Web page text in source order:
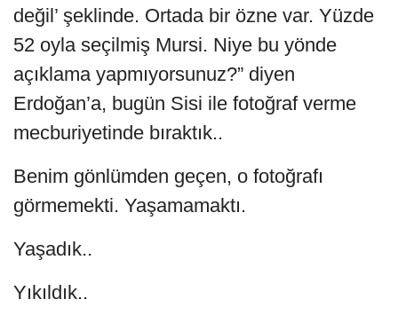
değil’ şeklinde. Ortada bir özne var. Yüzde
52 oyla seçilmiş Mursi. Niye bu yönde
açıklama yapmıyorsunuz?” diyen
Erdoğan’a, bugün Sisi ile fotoğraf verme
mecburiyetinde bıraktık..
Benim gönlümden geçen, o fotoğrafı
görmemekti. Yaşamamaktı.
Yaşadık..
Yıkıldık..